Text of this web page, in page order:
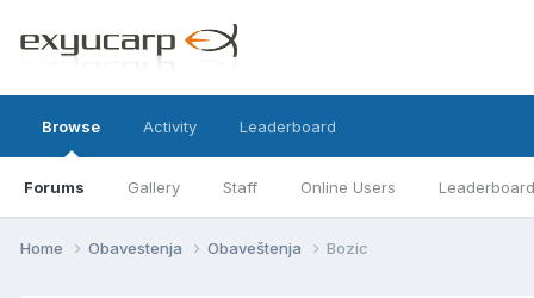
Browse
Forums Gallery Staff Online Users Leaderboard
Activity Leaderboard
Home Obavestenja Obaveštenja Bozic